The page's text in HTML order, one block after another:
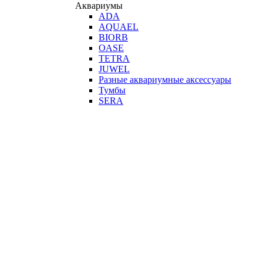
Аквариумы
ADA
AQUAEL
BIORB
OASE
TETRA
JUWEL
Разные аквариумные аксессуары
Тумбы
SERA